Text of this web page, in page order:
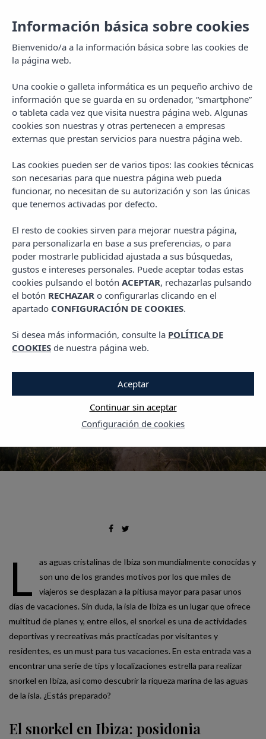
MENU
PLANES EN IBIZA
Snorkel en Ibiza:
Descubre el paraíso
acuático de la isla
L
as aguas cristalinas de Ibiza son mundialmente conocidas y
son uno de los grandes motivos por los que miles de
viajeros se desplazan a la pitiusa mayor para pasar unos
días de vacaciones. Sin duda, la isla de Ibiza es un lugar que ofrece
multitud de planes y, entre ellos, el snorkel es una de actividades
deportivas y recreativas más practicadas por visitantes y
residentes, es un must para tus vacaciones. En esta entrada vas a
encontrar una serie de tips y localizaciones estrella para realizar
snorkel en Ibiza, así como descubrir la riqueza marina de las aguas
de la isla. ¿Estás preparado?
El snorkel en Ibiza: posidonia
Información básica sobre cookies
Bienvenido/a a la información básica sobre las cookies de
la página web.
Una cookie o galleta informática es un pequeño archivo de
información que se guarda en su ordenador, “smartphone”
o tableta cada vez que visita nuestra página web. Algunas
cookies son nuestras y otras pertenecen a empresas
externas que prestan servicios para nuestra página web.
Las cookies pueden ser de varios tipos: las cookies técnicas
son necesarias para que nuestra página web pueda
funcionar, no necesitan de su autorización y son las únicas
que tenemos activadas por defecto.
El resto de cookies sirven para mejorar nuestra página,
para personalizarla en base a sus preferencias, o para
poder mostrarle publicidad ajustada a sus búsquedas,
gustos e intereses personales. Puede aceptar todas estas
cookies pulsando el botón ACEPTAR, rechazarlas pulsando
el botón RECHAZAR o configurarlas clicando en el
apartado CONFIGURACIÓN DE COOKIES.
Si desea más información, consulte la POLÍTICA DE
COOKIES de nuestra página web.
Configuración de cookies
Continuar sin aceptar
Aceptar